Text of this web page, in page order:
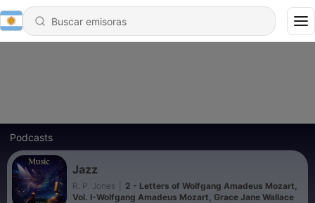
Podcasts
Jazz
R. P. Jones
2 - Letters of Wolfgang Amadeus Mozart,
Vol. I-Wolfgang Amadeus Mozart, Grace Jane Wallace